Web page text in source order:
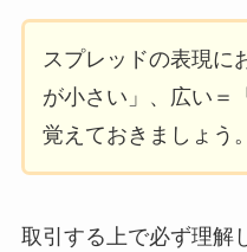
スプレッドの表現に
が小さい」、広い＝
覚えておきましょう。
取引する上で必ず理解